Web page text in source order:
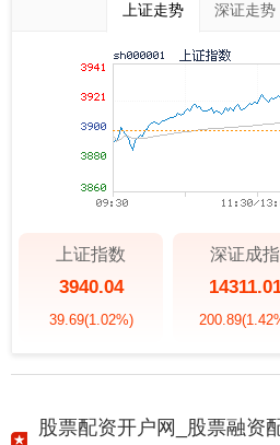
上证走势 深证走势
上证指数
3940.04
39.69(1.02%)
深证成指
200.89
股票配资开户网_股票融资